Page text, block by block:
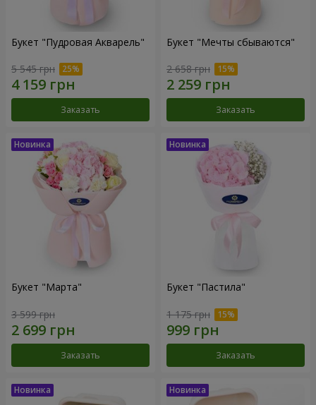
Букет "Пудровая Акварель"
5 545 грн
Заказать
Букет "Мечты сбываются"
2 658 грн
Заказать
Букет "Марта"
3 599 грн
Заказать
Букет "Пастила"
1 175 грн
Заказать